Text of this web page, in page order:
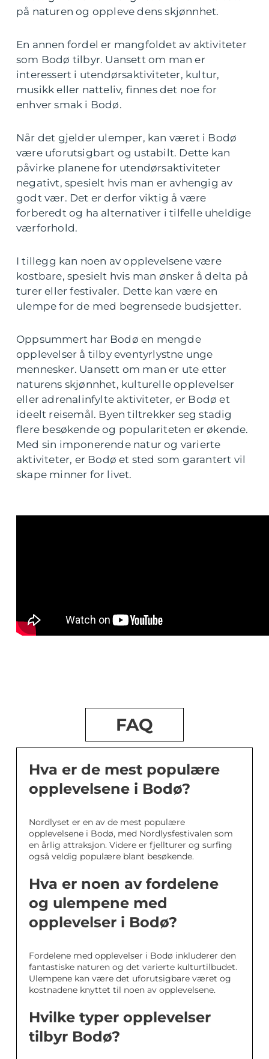
på naturen og oppleve dens skjønnhet.
En annen fordel er mangfoldet av aktiviteter
som Bodø tilbyr. Uansett om man er
interessert i utendørsaktiviteter, kultur,
musikk eller natteliv, finnes det noe for
enhver smak i Bodø.
Når det gjelder ulemper, kan været i Bodø
være uforutsigbart og ustabilt. Dette kan
påvirke planene for utendørsaktiviteter
negativt, spesielt hvis man er avhengig av
godt vær. Det er derfor viktig å være
forberedt og ha alternativer i tilfelle uheldige
værforhold.
I tillegg kan noen av opplevelsene være
kostbare, spesielt hvis man ønsker å delta på
turer eller festivaler. Dette kan være en
ulempe for de med begrensede budsjetter.
Oppsummert har Bodø en mengde
opplevelser å tilby eventyrlystne unge
mennesker. Uansett om man er ute etter
naturens skjønnhet, kulturelle opplevelser
eller adrenalinfylte aktiviteter, er Bodø et
ideelt reisemål. Byen tiltrekker seg stadig
flere besøkende og populariteten er økende.
Med sin imponerende natur og varierte
aktiviteter, er Bodø et sted som garantert vil
skape minner for livet.
FAQ
Hva er de mest populære
opplevelsene i Bodø?
Nordlyset er en av de mest populære
opplevelsene i Bodø, med Nordlysfestivalen som
en årlig attraksjon. Videre er fjellturer og surfing
også veldig populære blant besøkende.
Hva er noen av fordelene
og ulempene med
opplevelser i Bodø?
Fordelene med opplevelser i Bodø inkluderer den
fantastiske naturen og det varierte kulturtilbudet.
Ulempene kan være det uforutsigbare været og
kostnadene knyttet til noen av opplevelsene.
Hvilke typer opplevelser
tilbyr Bodø?